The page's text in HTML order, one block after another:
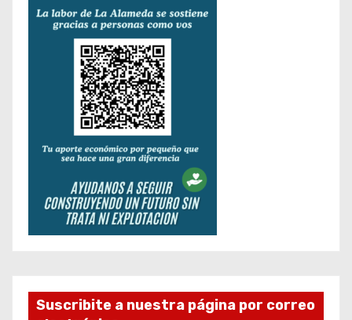
Suscribite a nuestra página por correo